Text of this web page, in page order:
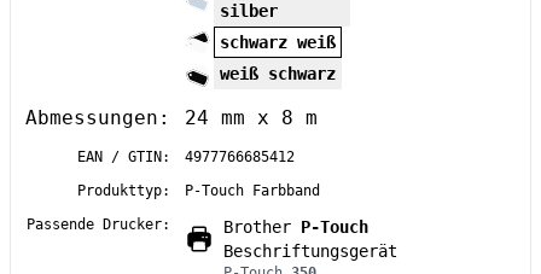
silber
schwarz weiß
weiß schwarz
Abmessungen: 24 mm x 8 m
EAN / GTIN:
4977766685412
Produkttyp:
P-Touch Farbband
Passende Drucker:
Brother P-Touch
Beschriftungsgerät